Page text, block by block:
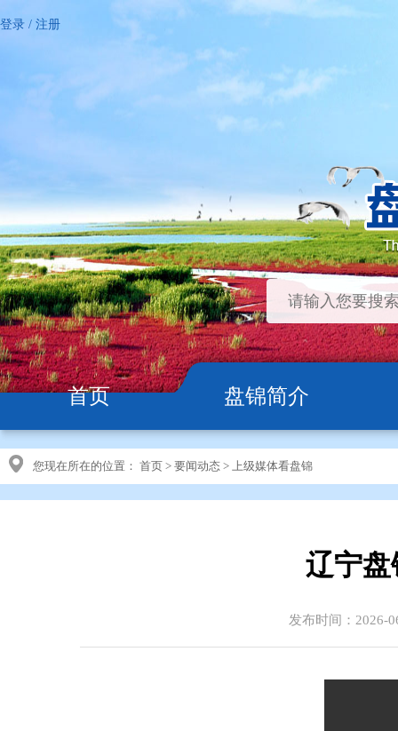
登录 / 注册
首页 盘锦简介
您现在所在的位置： 首页 > 要闻动态 > 上级媒体看盘锦
辽宁
发布时间：2026-